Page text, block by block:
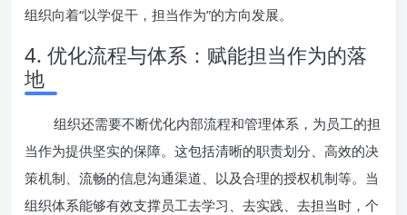
组织向着“以学促干，担当作为”的方向发展。
4. 优化流程与体系：赋能担当作为的落
地
组织还需要不断优化内部流程和管理体系，为员工的担
当作为提供坚实的保障。这包括清晰的职责划分、高效的决
策机制、流畅的信息沟通渠道、以及合理的授权机制等。当
组织体系能够有效支撑员工去学习、去实践、去担当时，个